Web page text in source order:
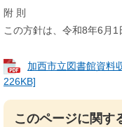
附 則
この方針は、令和8年6月1
加西市立図書館資料
226KB]
このページに関す